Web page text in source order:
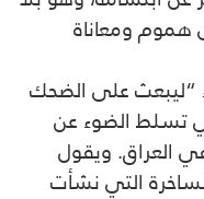
هموم ومعاناة
“ليبعث على الضحك
تسلط الضوء عن
العراق. ويقول
التي نشأت